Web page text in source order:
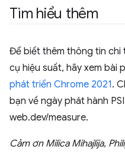
Tìm hiểu thêm
Để biết thêm thông tin chi
cụ hiệu suất, hãy xem bài
phát triển Chrome 2021.
bạn về ngày phát hành
web.dev/measure.
Cảm ơn Milica Mihajlija,